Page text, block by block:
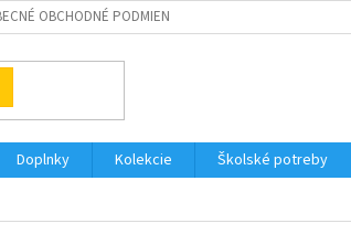
OBCHODNÉ PODMIENKY
Doplnky Kolekcie
Školské potreby